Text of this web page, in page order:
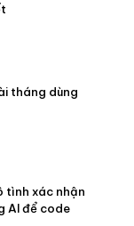
tháng dùng
tình xác nhận
AI để code